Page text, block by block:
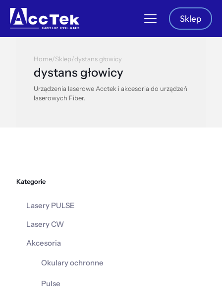
Sklep
Home/Sklep/dystans głowicy
dystans głowicy
Urządzenia laserowe Acctek i akcesoria do urządzeń
laserowych Fiber.
Kategorie
Lasery PULSE
Lasery CW
Akcesoria
Okulary ochronne
Pulse